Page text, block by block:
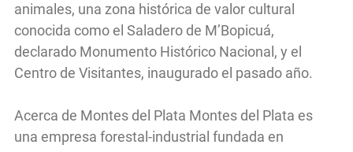
animales, una zona histórica de valor cultural
conocida como el Saladero de M’Bopicuá,
declarado Monumento Histórico Nacional, y el
Centro de Visitantes, inaugurado el pasado año.
Acerca de Montes del Plata Montes del Plata es
una empresa forestal-industrial fundada en